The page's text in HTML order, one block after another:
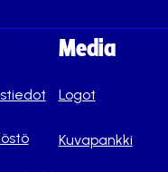
Media
Logot
Kuvapankki